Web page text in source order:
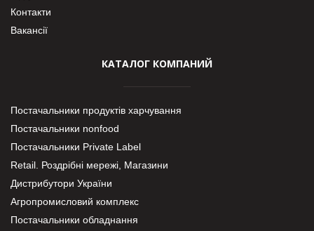
Контакти
Вакансії
КАТАЛОГ КОМПАНИЙ
Постачальники продуктів харчування
Постачальники nonfood
Постачальники Private Label
Retail. Роздрібні мережі, Магазини
Дистрибутори України
Агропромисловий комплекс
Постачальники обладнання